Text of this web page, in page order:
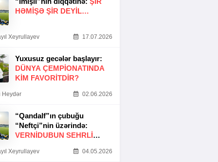
HƏMIŞƏ ŞIR DEYIL…
Xeyrullayev 17.07.2026
Yuxusuz gecələr başlayır:
DÜNYA ÇEMPIONATINDA
KIM FAVORITDIR?
Heydər 02.06.2026
“Qandalf”ın çubuğu
“Neftçi”nin üzərində:
VERNİDUBUN SEHRLİ
Xeyrullayev 04.05.2026